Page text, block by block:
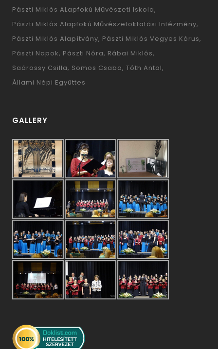
Pászti Miklós ALapfokú Művészeti Iskola
Pászti Miklós Alapfokú Művészetoktatási Intézmény
Pászti Miklós Alapítvány Pászti Miklós Vegyes Kórus
Pászti Napok Pászti Nóra Rábai Miklós
Saárossy Csilla Somos Csaba Tóth Antal
Állami Népi Együttes
GALLERY